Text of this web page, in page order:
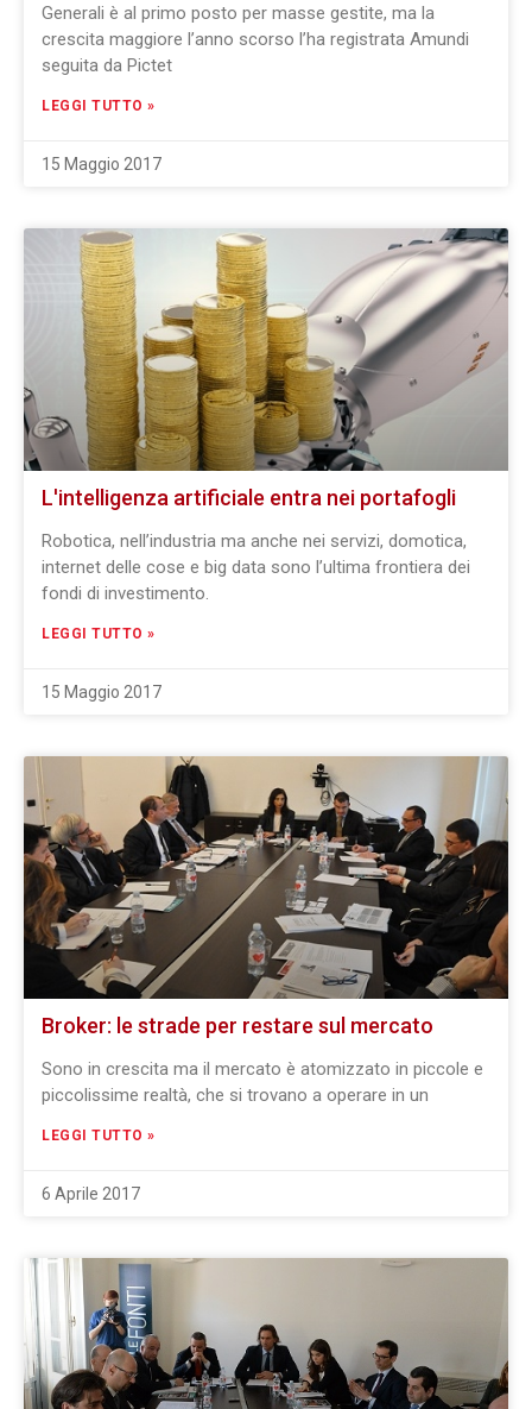
Generali è al primo posto per masse gestite, ma la
crescita maggiore l’anno scorso l’ha registrata Amundi
seguita da Pictet
LEGGI TUTTO »
15 Maggio 2017
L'intelligenza artificiale entra nei portafogli
Robotica, nell’industria ma anche nei servizi, domotica,
internet delle cose e big data sono l’ultima frontiera dei
fondi di investimento.
LEGGI TUTTO »
15 Maggio 2017
Broker: le strade per restare sul mercato
Sono in crescita ma il mercato è atomizzato in piccole e
piccolissime realtà, che si trovano a operare in un
LEGGI TUTTO »
6 Aprile 2017